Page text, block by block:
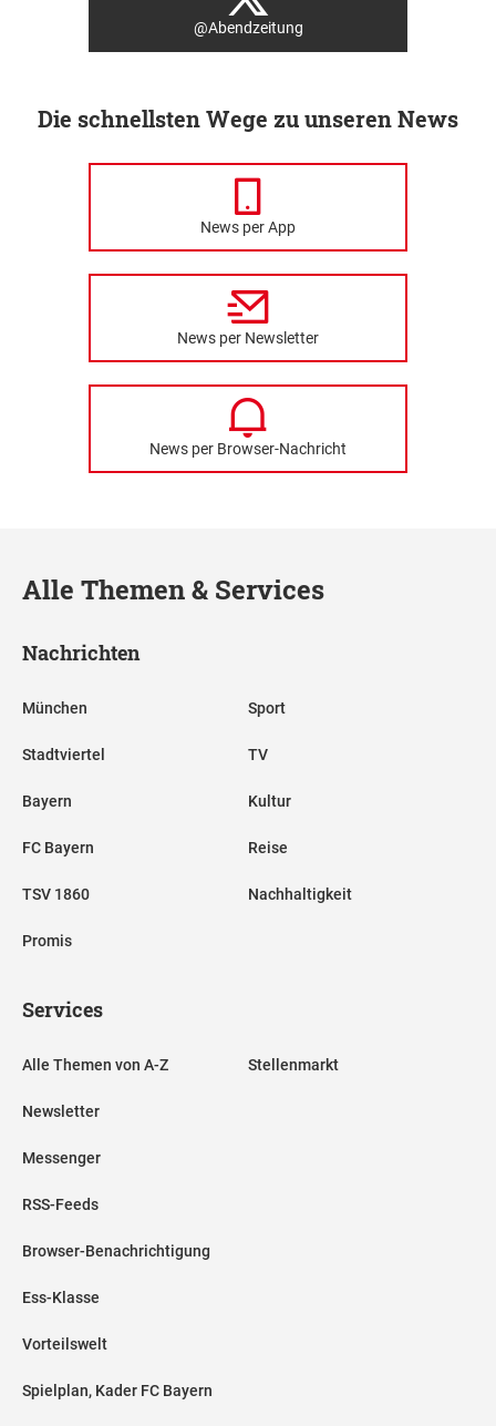
@Abendzeitung
Die schnellsten Wege zu unseren News
News per App
News per Newsletter
News per Browser-Nachricht
Alle Themen & Services
Nachrichten
München
Stadtviertel
Bayern
FC Bayern
TSV 1860
Promis
Sport
TV
Kultur
Reise
Nachhaltigkeit
Services
Alle Themen von A-Z
Newsletter
Messenger
RSS-Feeds
Browser-Benachrichtigung
Ess-Klasse
Vorteilswelt
Spielplan, Kader FC Bayern
Stellenmarkt